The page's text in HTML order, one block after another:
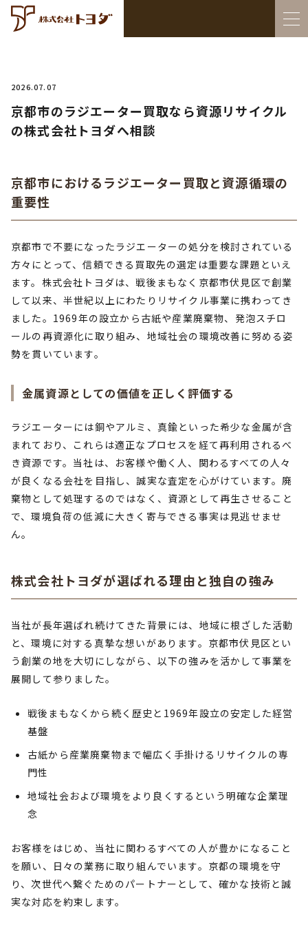
2026.07.07
京都市のラジエーター買取なら資源リサイクル
の株式会社トヨダへ相談
京都市におけるラジエーター買取と資源循環の
重要性
京都市で不要になったラジエーターの処分を検討されている
方々にとって、信頼できる買取先の選定は重要な課題といえ
ます。株式会社トヨダは、戦後まもなく京都市伏見区で創業
して以来、半世紀以上にわたりリサイクル事業に携わってき
ました。1969年の設立から古紙や産業廃棄物、発泡スチロ
ールの再資源化に取り組み、地域社会の環境改善に努める姿
勢を貫いています。
金属資源としての価値を正しく評価する
ラジエーターには銅やアルミ、真鍮といった希少な金属が含
まれており、これらは適正なプロセスを経て再利用されるべ
き資源です。当社は、お客様や働く人、関わるすべての人々
が良くなる会社を目指し、誠実な査定を心がけています。廃
棄物として処理するのではなく、資源として再生させること
で、環境負荷の低減に大きく寄与できる事実は見逃せませ
ん。
株式会社トヨダが選ばれる理由と独自の強み
当社が長年選ばれ続けてきた背景には、地域に根ざした活動
と、環境に対する真摯な想いがあります。京都市伏見区とい
う創業の地を大切にしながら、以下の強みを活かして事業を
展開して参りました。
戦後まもなくから続く歴史と1969年設立の安定した経営
基盤
古紙から産業廃棄物まで幅広く手掛けるリサイクルの専
門性
地域社会および環境をより良くするという明確な企業理
念
お客様をはじめ、当社に関わるすべての人が豊かになること
を願い、日々の業務に取り組んでいます。京都の環境を守
り、次世代へ繋ぐためのパートナーとして、確かな技術と誠
実な対応を約束します。